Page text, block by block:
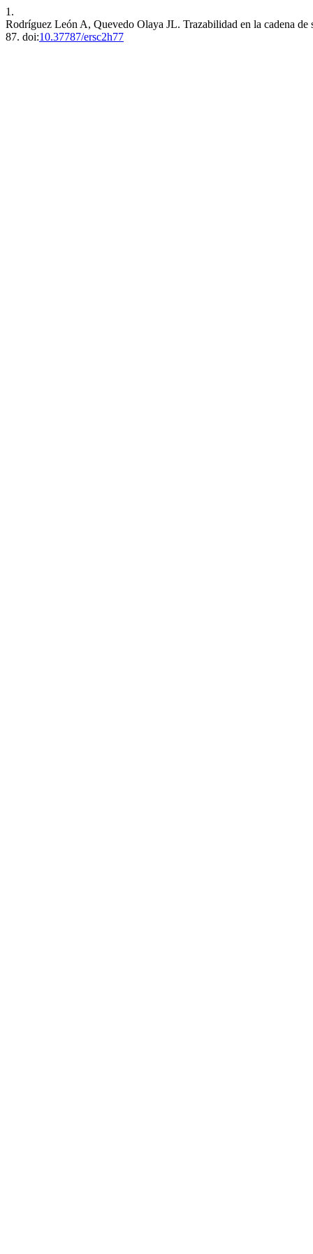
1.
Rodríguez León A, Quevedo Olaya JL. Trazabilidad en la cadena
87. doi:10.37787/ersc2h77